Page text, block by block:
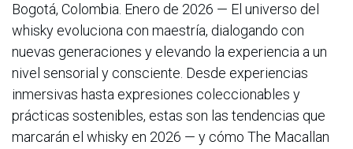
Bogotá, Colombia. Enero de 2026 — El universo del
whisky evoluciona con maestría, dialogando con
nuevas generaciones y elevando la experiencia a un
nivel sensorial y consciente. Desde experiencias
inmersivas hasta expresiones coleccionables y
prácticas sostenibles, estas son las tendencias que
marcarán el whisky en 2026 — y cómo The Macallan